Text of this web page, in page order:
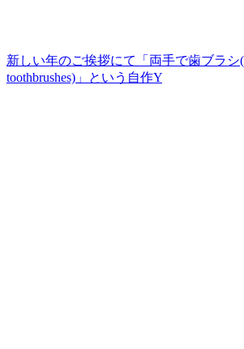
新しい年のご挨拶にて「両手で歯ブラシ
toothbrushes)」という自作Y